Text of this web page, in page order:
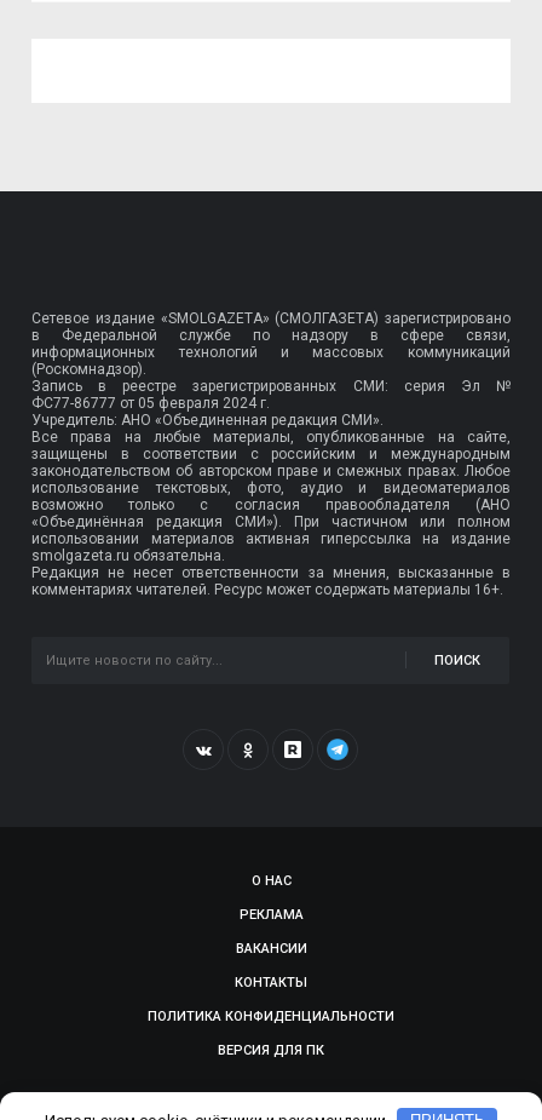
Сетевое издание «SMOLGAZETA» (СМОЛГАЗЕТА) зарегистрировано
в Федеральной службе по надзору в сфере связи,
информационных технологий и массовых коммуникаций
(Роскомнадзор).
Запись в реестре зарегистрированных СМИ: серия Эл №
ФС77-86777 от 05 февраля 2024 г.
Учредитель: АНО «Объединенная редакция СМИ».
Все права на любые материалы, опубликованные на сайте,
защищены в соответствии с российским и международным
законодательством об авторском праве и смежных правах. Любое
использование текстовых, фото, аудио и видеоматериалов
возможно только с согласия правообладателя (АНО
«Объединённая редакция СМИ»). При частичном или полном
использовании материалов активная гиперссылка на издание
smolgazeta.ru обязательна.
Редакция не несет ответственности за мнения, высказанные в
комментариях читателей. Ресурс может содержать материалы 16+.
ПОИСК
О НАС
РЕКЛАМА
ВАКАНСИИ
КОНТАКТЫ
ПОЛИТИКА КОНФИДЕНЦИАЛЬНОСТИ
ВЕРСИЯ ДЛЯ ПК
© 2009-2026, SMOLGAZETA.RU. СДЕЛАНО ВADEPTUM